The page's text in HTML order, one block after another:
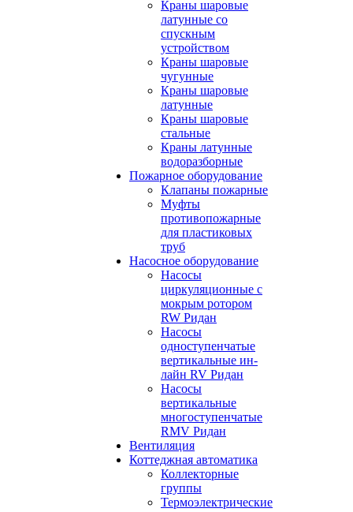
Краны шаровые
латунные со
спускным
устройством
Краны шаровые
чугунные
Краны шаровые
латунные
Краны шаровые
стальные
Краны латунные
водоразборные
Пожарное оборудование
Клапаны пожарные
Муфты
противопожарные
для пластиковых
труб
Насосное оборудование
Насосы
циркуляционные с
мокрым ротором
RW Ридан
Насосы
одноступенчатые
вертикальные ин-
лайн RV Ридан
Насосы
вертикальные
многоступенчатые
RMV Ридан
Вентиляция
Коттеджная автоматика
Коллекторные
группы
Термоэлектрические